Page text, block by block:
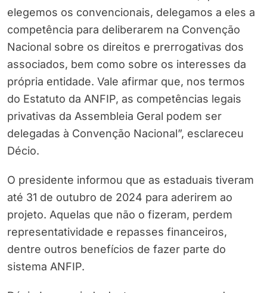
elegemos os convencionais, delegamos a eles a
competência para deliberarem na Convenção
Nacional sobre os direitos e prerrogativas dos
associados, bem como sobre os interesses da
própria entidade. Vale afirmar que, nos termos
do Estatuto da ANFIP, as competências legais
privativas da Assembleia Geral podem ser
delegadas à Convenção Nacional”, esclareceu
Décio.
O presidente informou que as estaduais tiveram
até 31 de outubro de 2024 para aderirem ao
projeto. Aquelas que não o fizeram, perdem
representatividade e repasses financeiros,
dentre outros benefícios de fazer parte do
sistema ANFIP.